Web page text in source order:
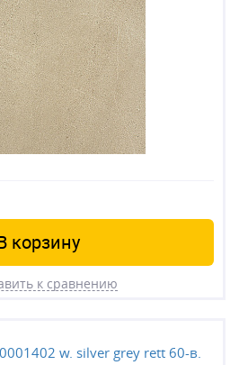
корзину
к сравнению
w. silver grey rett 60-в.